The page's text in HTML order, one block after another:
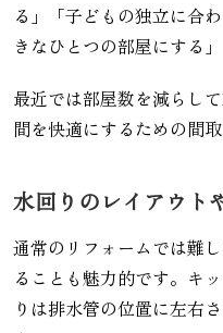
る」「子どもの独立に合
きなひとつの部屋にする
最近では部屋数を減らし
間を快適にするための間
水回りのレイアウト
通常のリフォームでは難
ることも魅力的です。キ
りは排水管の位置に左右